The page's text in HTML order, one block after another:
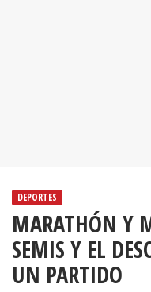
DEPORTES
MARATHÓN Y
SEMIS Y EL
UN PARTIDO